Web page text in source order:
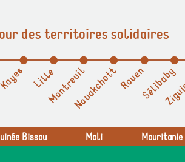
des territoires solidaires
Bissau Mali Mauritanie